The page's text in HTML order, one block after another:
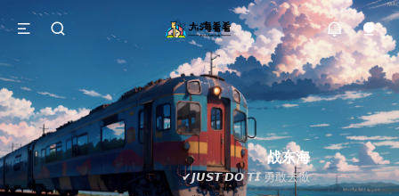
战东海
✔𝙅𝙐𝙎𝙏 𝘿𝙊 𝙏𝙄 勇敢去做